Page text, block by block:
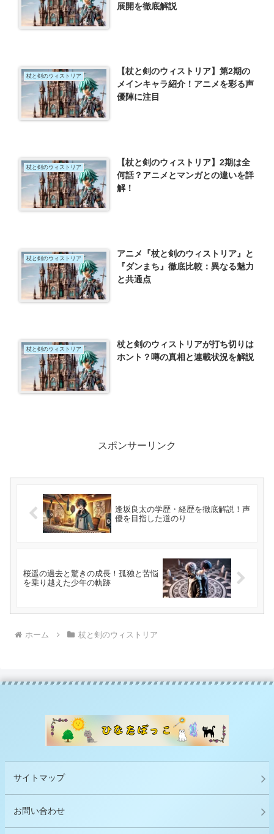
展開を徹底解説
杖と剣のウィストリア
【杖と剣のウィストリア】第2期の
メインキャラ紹介！アニメを彩る声
優陣に注目
杖と剣のウィストリア
【杖と剣のウィストリア】2期は全
何話？アニメとマンガとの違いを詳
解！
杖と剣のウィストリア
アニメ『杖と剣のウィストリア』と
『ダンまち』徹底比較：異なる魅力
と共通点
杖と剣のウィストリア
杖と剣のウィストリアが打ち切りは
ホント？噂の真相と連載状況を解説
スポンサーリンク
逢坂良太の学歴・経歴を徹底解説！声
優を目指した道のり
桜遥の過去と驚きの成長！孤独と苦悩
を乗り越えた少年の軌跡
ホーム 杖と剣のウィストリア
サイトマップ
お問い合わせ